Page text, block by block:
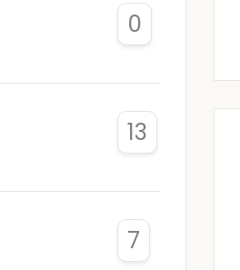
0
13
7